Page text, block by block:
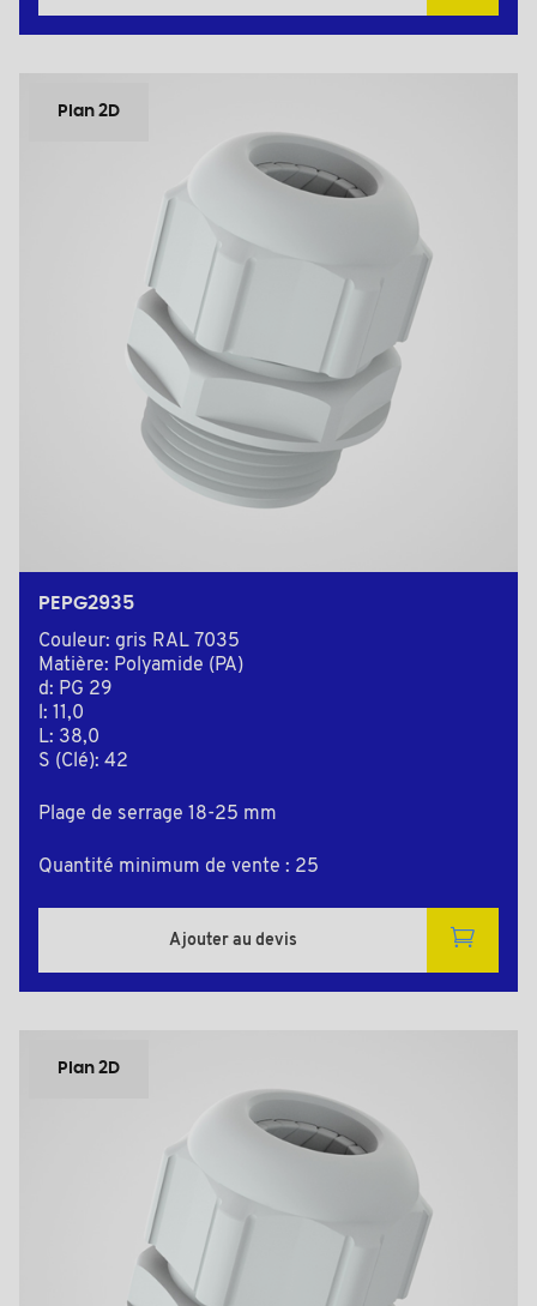
Plan 2D
PEPG2935
Couleur: gris RAL 7035
Matière: Polyamide (PA)
d: PG 29
l: 11,0
L: 38,0
S (Clé): 42
Plage de serrage 18-25 mm
Quantité minimum de vente : 25
Ajouter au devis
Plan 2D